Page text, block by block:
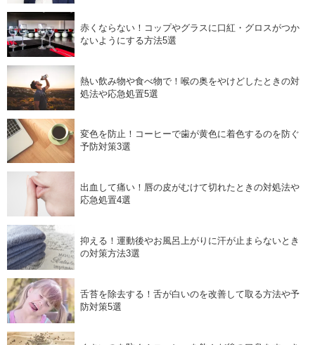
赤くならない！コップやグラスに口紅・グロスがつか
ないようにする方法5選
熱い飲み物や食べ物で！喉の奥をやけどしたときの対
処法や応急処置5選
変色を防止！コーヒーで歯が黄色に着色するのを防ぐ
予防対策3選
出血して痛い！唇の皮がむけて切れたときの対処法や
応急処置4選
抑える！運動後やお風呂上がりに汗が止まらないとき
の対策方法3選
舌苔を除去する！舌が白いのを改善して取る方法や予
防対策5選